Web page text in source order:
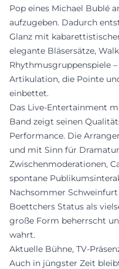
Pop eines Michael Bublé
aufzugeben. Dadurch
Glanz mit
elegante Bläsersätze,
Rhythmusgruppenspiele
Artikulation, die Pointe
einbettet.
Das Live-Entertainment
Band zeigt seinen
Performance. Die
und mit Sinn für
Zwischenmoderationen,
spontane
Nachsommer
Boettchers Status als
große Form beherrscht
wahrt.
Aktuelle Bühne, TV-
Auch in jüngster Zeit